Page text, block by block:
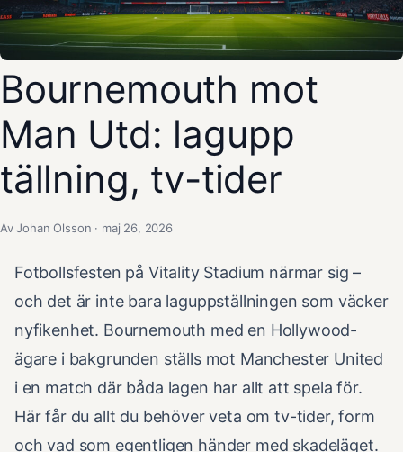
Bournemouth mot
Man Utd: lagupp
tällning, tv-tider
Av Johan Olsson · maj 26, 2026
Fotbollsfesten på Vitality Stadium närmar sig –
och det är inte bara laguppställningen som väcker
nyfikenhet. Bournemouth med en Hollywood-
ägare i bakgrunden ställs mot Manchester United
i en match där båda lagen har allt att spela för.
Här får du allt du behöver veta om tv-tider, form
och vad som egentligen händer med skadeläget.